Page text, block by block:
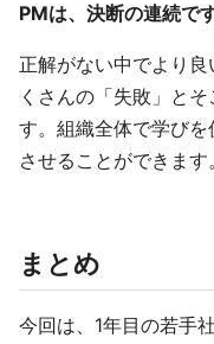
PMは、決断の連続です
正解がない中でより
くさんの「失敗」と
す。組織全体で学び
させることができます。
まとめ
今回は、1年目の若手